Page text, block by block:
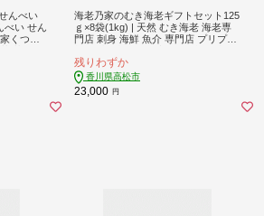
んべい
べい せん
くつわ
海老乃家のむき海老ギフトセット125
ｇ×8袋(1kg) | 天然 むき海老 海老専
門店 刺身 海鮮 魚介 専門店 プリプリ
品 人気 おすすめ お取り寄せ お取り
寄せグルメ ギフト 送料無料
残りわずか
香川県高松市
23,000 円